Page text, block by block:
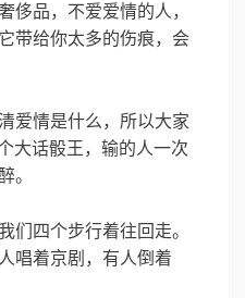
侈品，不爱爱情的人，
带给你太多的伤痕，会
爱情是什么，所以大家
大话骰王，输的人一次
。
们四个步行着往回走。
唱着京剧，有人倒着